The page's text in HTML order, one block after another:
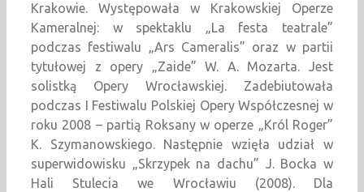
Krakowie. Występowała w Krakowskiej Operze
Kameralnej: w spektaklu „La festa teatrale”
podczas festiwalu „Ars Cameralis” oraz w partii
tytułowej z opery „Zaide” W. A. Mozarta. Jest
solistką Opery Wrocławskiej. Zadebiutowała
podczas I Festiwalu Polskiej Opery Współczesnej w
roku 2008 – partią Roksany w operze „Król Roger”
K. Szymanowskiego. Następnie wzięła udział w
superwidowisku „Skrzypek na dachu” J. Bocka w
Hali Stulecia we Wrocławiu (2008). Dla